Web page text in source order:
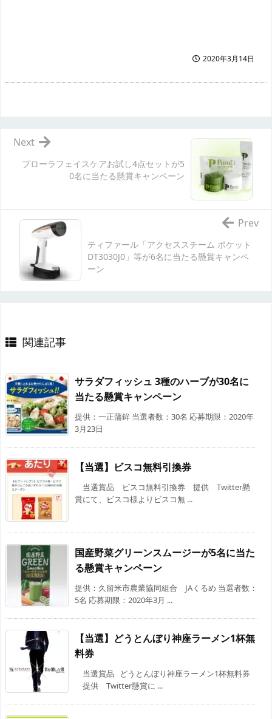
2020年3月14日
プローラフェイスケアお試し4点セットが5
0名に当たる懸賞キャンペーン
Next
ティファール「アクセススチーム ポケット
DT3030J0」等が6名に当たる懸賞キャンペ
ーン
Prev
関連記事
サラダフィッシュ 3種のハーブが30名に
当たる懸賞キャンペーン
提供：一正蒲鉾 当選者数：30名 応募期限：2020年
3月23日
【当選】ビスコ無料引換券
当選賞品 ビスコ無料引換券 提供 Twitter懸
賞にて、ビスコ様よりビスコ無 ...
国産野菜グリーンスムージーが5名に当た
る懸賞キャンペーン
提供：久留米市農業協同組合 JAくるめ 当選者数：
5名 応募期限：2020年3月 ...
【当選】どうとんぼり神座ラーメン1杯無
料券
当選賞品 どうとんぼり神座ラーメン1杯無料券
提供 Twitter懸賞に ...